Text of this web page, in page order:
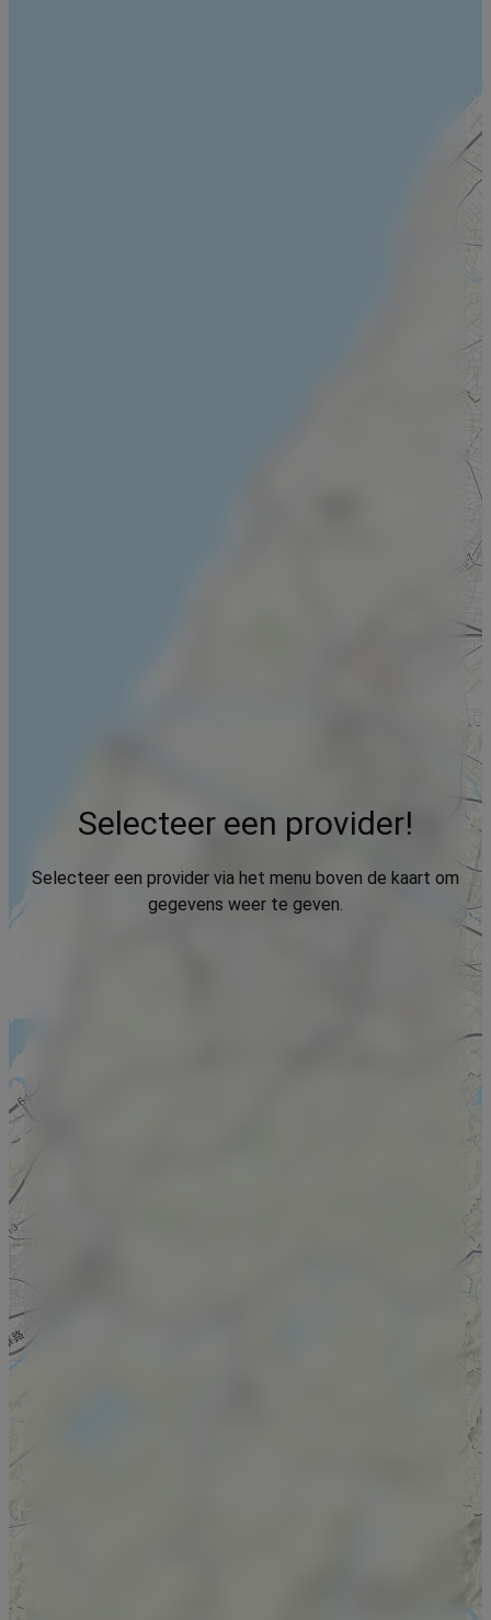
Selecteer een provider!
Selecteer een provider via het menu boven de kaart om
gegevens weer te geven.